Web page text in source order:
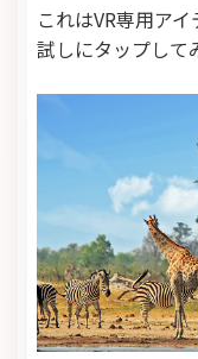
これはVR専用ア
試しにタップして